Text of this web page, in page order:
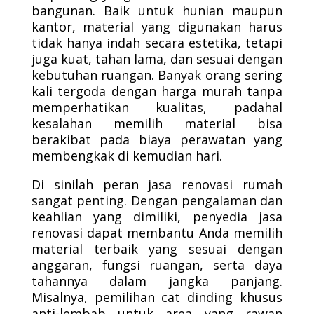
bangunan. Baik untuk hunian maupun
kantor, material yang digunakan harus
tidak hanya indah secara estetika, tetapi
juga kuat, tahan lama, dan sesuai dengan
kebutuhan ruangan. Banyak orang sering
kali tergoda dengan harga murah tanpa
memperhatikan kualitas, padahal
kesalahan memilih material bisa
berakibat pada biaya perawatan yang
membengkak di kemudian hari.
Di sinilah peran jasa renovasi rumah
sangat penting. Dengan pengalaman dan
keahlian yang dimiliki, penyedia jasa
renovasi dapat membantu Anda memilih
material terbaik yang sesuai dengan
anggaran, fungsi ruangan, serta daya
tahannya dalam jangka panjang.
Misalnya, pemilihan cat dinding khusus